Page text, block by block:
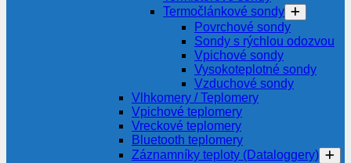
Termočlánkové sondy
Povrchové sondy
Sondy s rýchlou odozvou
Vpichové sondy
Vysokoteplotné sondy
Vzduchové sondy
Vlhkomery / Teplomery
Vpichové teplomery
Vreckové teplomery
Bluetooth teplomery
Záznamníky teploty (Dataloggery)